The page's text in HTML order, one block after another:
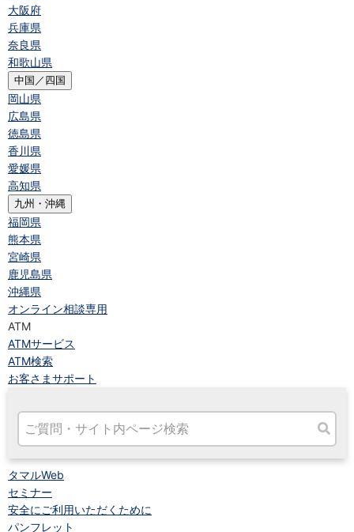
大阪府
兵庫県
奈良県
和歌山県
中国／四国
岡山県
広島県
徳島県
香川県
愛媛県
高知県
九州・沖縄
福岡県
熊本県
宮崎県
鹿児島県
沖縄県
オンライン相談専用
ATM
ATMサービス
ATM検索
お客さまサポート
タマルWeb
セミナー
安全にご利用いただくために
パンフレット